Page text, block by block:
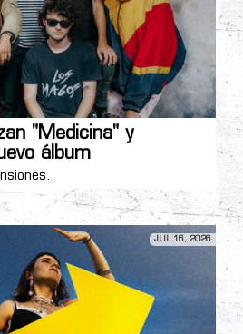
"Medicina" y
álbum
JUL 16, 2026